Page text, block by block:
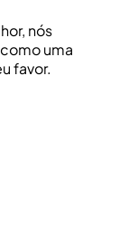
nós
uma
favor.